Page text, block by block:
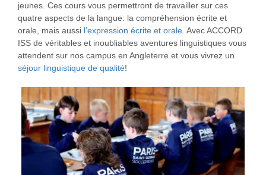
jeunes. Ces cours vous permettront de travailler sur ces
quatre aspects de la langue: la compréhension écrite et
orale, mais aussi l’expression écrite et orale. Avec ACCORD
ISS de véritables et inoubliables aventures linguistiques vous
attendent sur nos campus en Angleterre et vous vivrez un
séjour linguistique de qualité!